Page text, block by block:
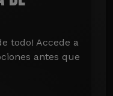
todo! Accede a
antes que